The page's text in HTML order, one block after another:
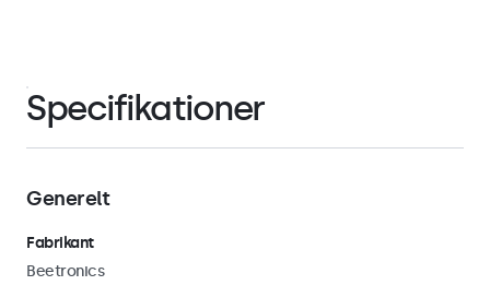
Specifikationer
Generelt
Fabrikant
Beetronics